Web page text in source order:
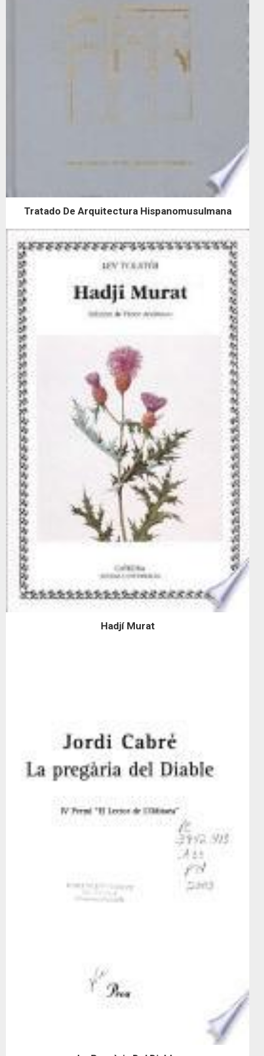
Tratado De Arquitectura Hispanomusulmana
Hadjí Murat